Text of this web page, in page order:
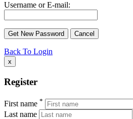
Username or E-mail:
Back To Login
x
Register
First name *
Last name